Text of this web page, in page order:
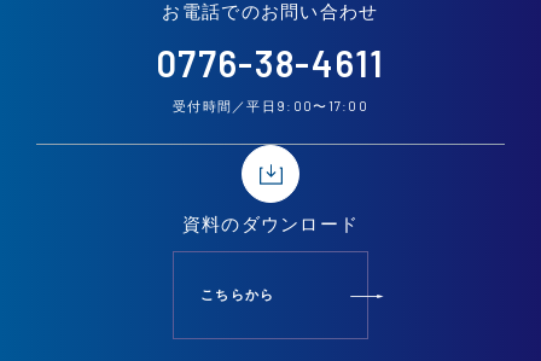
お電話でのお問い合わせ
0776-38-4611
受付時間／平日 9:00〜 17:00
資料の ダウンロード
こちらから